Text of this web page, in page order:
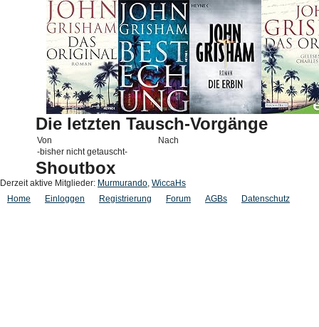
Die letzten Tausch-Vorgänge
Von
Nach
-bisher nicht getauscht-
Shoutbox
Derzeit aktive Mitglieder: Murmurando, WiccaHs
Home
Einloggen Registrierung Forum AGBs Datenschutz